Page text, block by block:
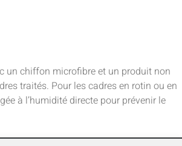
un chiffon microfibre et un produit non
traités. Pour les cadres en rotin ou en
à l’humidité directe pour prévenir le